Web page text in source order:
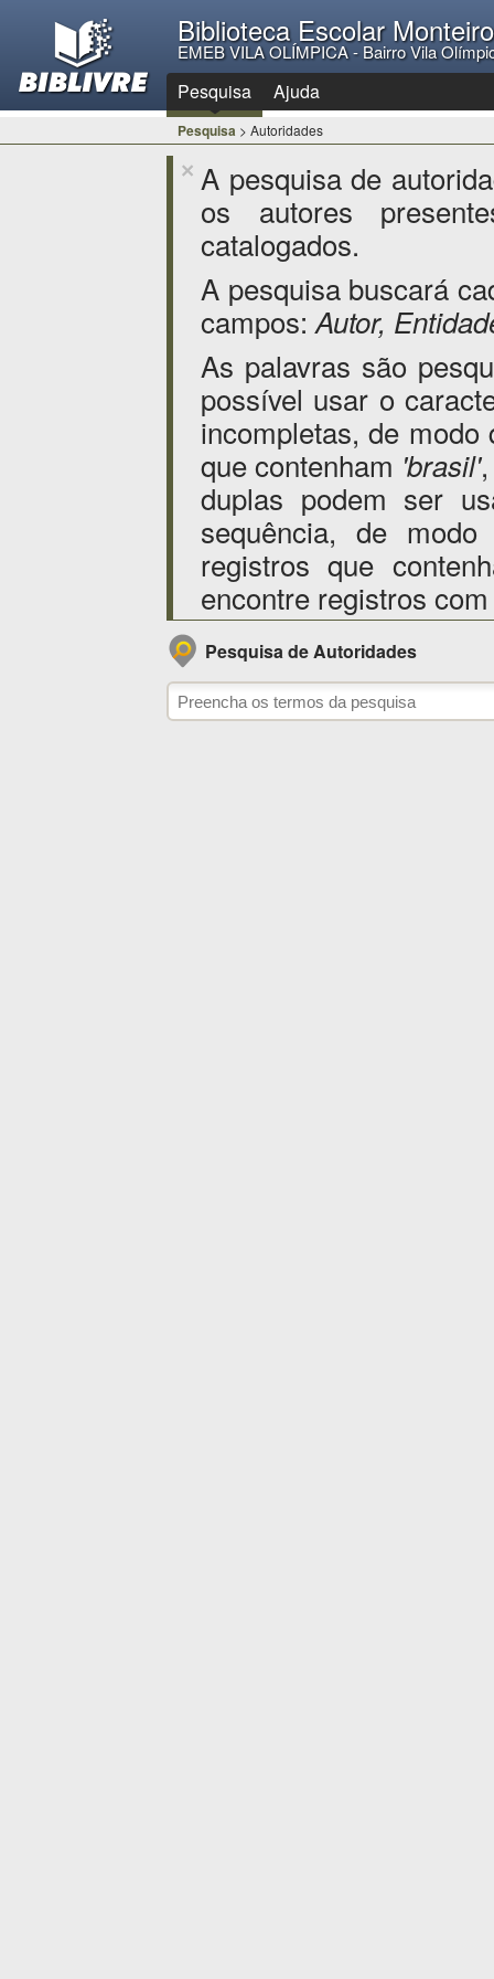
Biblioteca Escolar
EMEB VILA OLÍMPICA - Bairro Vila
Pesquisa Ajuda
Pesquisa > Autoridades
× A pesquisa de
os autores
catalogados.
A pesquisa buscará
campos: Autor,
As palavras são
possível usar o
incompletas, de
que contenham 'brasil'
duplas podem ser
sequência, de
registros que
encontre registros
Pesquisa de Autoridades